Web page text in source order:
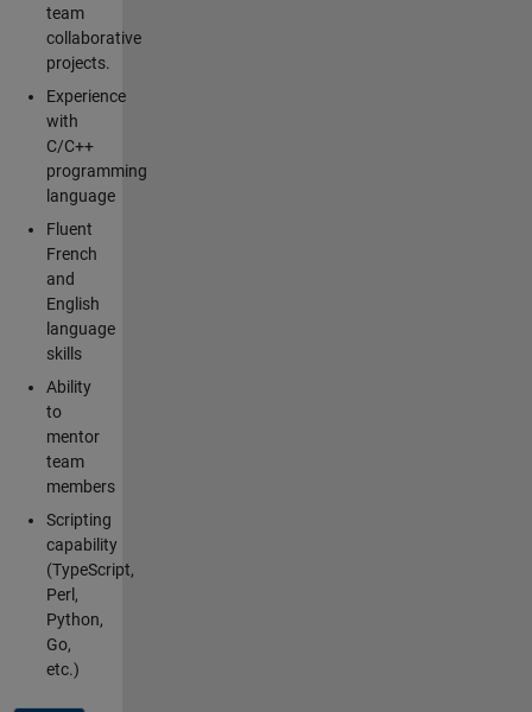
team
collaborative
projects.
Experience
with
C/C++
programming
language
Fluent
French
and
English
language
skills
Ability
to
mentor
team
members
Scripting
capability
(TypeScript,
Perl,
Python,
Go,
etc.)